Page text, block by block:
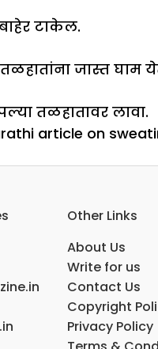
टाकेल.
तळहातांना जास्त
तळहातावर लावा.
article on
Other Links
About Us
Write for us
Contact Us
Copyright
Privacy Policy